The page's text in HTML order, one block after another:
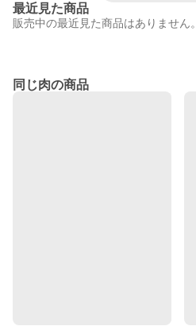
最近見た商品
販売中の最近見た商品はありません。
同じ肉の商品